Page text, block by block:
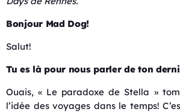
Bonjour Mad Dog!
Salut!
Tu es là pour nous parler de ton
Ouais, « Le paradoxe de Stella »
l’idée des voyages dans le temps!